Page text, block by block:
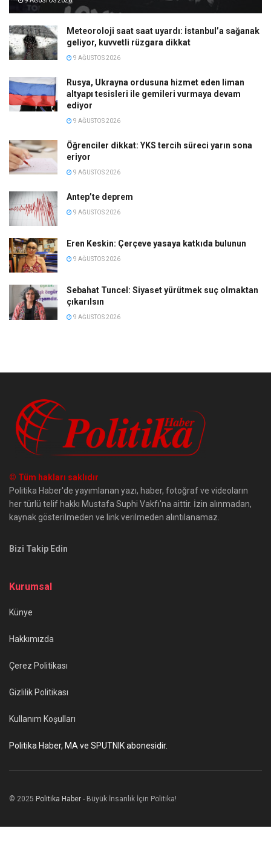
Meteoroloji saat saat uyardı: İstanbul’a sağanak
geliyor, kuvvetli rüzgara dikkat
9 AĞUSTOS 2026
Rusya, Ukrayna ordusuna hizmet eden liman
altyapı tesisleri ile gemileri vurmaya devam
ediyor
9 AĞUSTOS 2026
Öğrenciler dikkat: YKS tercih süreci yarın sona
eriyor
9 AĞUSTOS 2026
Antep’te deprem
9 AĞUSTOS 2026
Eren Keskin: Çerçeve yasaya katkıda bulunun
9 AĞUSTOS 2026
Sebahat Tuncel: Siyaset yürütmek suç olmaktan
çıkarılsın
9 AĞUSTOS 2026
© Tüm hakları saklıdır
Politika Haber'de yayımlanan yazı, haber, fotoğraf ve videoların
her türlü telif hakkı Mustafa Suphi Vakfı'na aittir. İzin alınmadan,
kaynak gösterilmeden ve link verilmeden alıntılanamaz.
Bizi Takip Edin
Kurumsal
Künye
Hakkımızda
Çerez Politikası
Gizlilik Politikası
Kullanım Koşulları
Politika Haber, MA ve SPUTNIK abonesidir.
© 2025 Politika Haber - Büyük İnsanlık İçin Politika!